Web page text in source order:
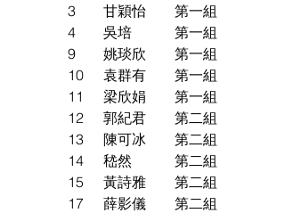
3	甘穎怡	第一組
4	吳培		第一組
9	姚琰欣	第一組
10	袁群有	第一組
11	梁欣娟	第一組
12	郭紀君	第二組
13	陳可冰	第二組
14	嵇然		第二組
15	黃詩雅	第二組
17	薛影儀	第二組